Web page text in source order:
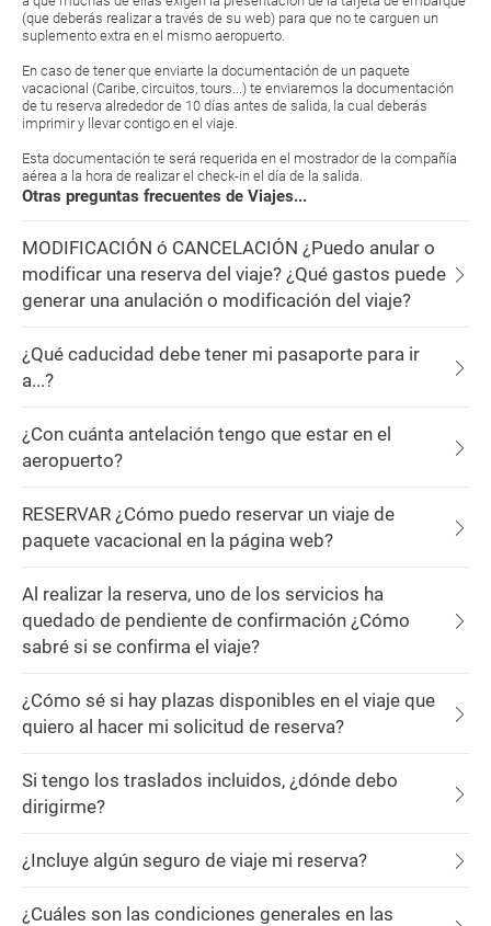
(que deberás realizar a través de su web) para que no te carguen un
suplemento extra en el mismo aeropuerto.
En caso de tener que enviarte la documentación de un paquete
vacacional (Caribe, circuitos, tours...) te enviaremos la documentación
de tu reserva alrededor de 10 días antes de salida, la cual deberás
imprimir y llevar contigo en el viaje.
Esta documentación te será requerida en el mostrador de la compañía
aérea a la hora de realizar el check-in el día de la salida.
Otras preguntas frecuentes de Viajes...
MODIFICACIÓN ó CANCELACIÓN ¿Puedo anular o
modificar una reserva del viaje? ¿Qué gastos puede
generar una anulación o modificación del viaje?
¿Qué caducidad debe tener mi pasaporte para ir
a...?
¿Con cuánta antelación tengo que estar en el
aeropuerto?
RESERVAR ¿Cómo puedo reservar un viaje de
paquete vacacional en la página web?
Al realizar la reserva, uno de los servicios ha
quedado de pendiente de confirmación ¿Cómo
sabré si se confirma el viaje?
¿Cómo sé si hay plazas disponibles en el viaje que
quiero al hacer mi solicitud de reserva?
Si tengo los traslados incluidos, ¿dónde debo
dirigirme?
¿Incluye algún seguro de viaje mi reserva?
¿Cuáles son las condiciones generales en las